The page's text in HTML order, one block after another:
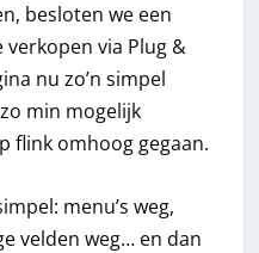
besloten we een
via Plug &
nu zo’n simpel
min mogelijk
flink omhoog gegaan.
menu’s weg,
velden weg… en dan